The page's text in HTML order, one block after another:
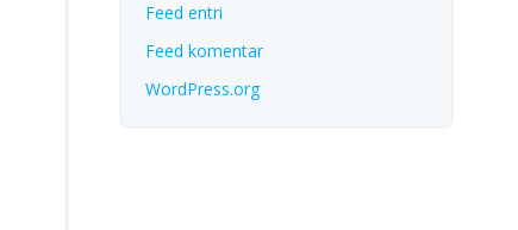
Feed entri
Feed komentar
WordPress.org